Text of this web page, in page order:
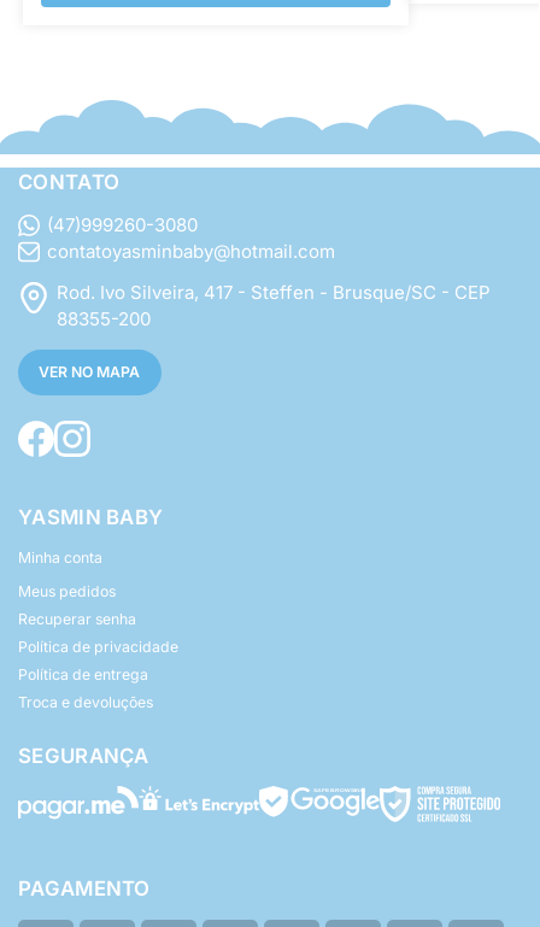
CONTATO
(47)999260-3080
contatoyasminbaby@hotmail.com
Rod. Ivo Silveira, 417 - Steffen - Brusque/SC - CEP
88355-200
VER NO MAPA
YASMIN BABY
Minha conta
Meus pedidos
Recuperar senha
Política de privacidade
Política de entrega
Troca e devoluções
SEGURANÇA
PAGAMENTO